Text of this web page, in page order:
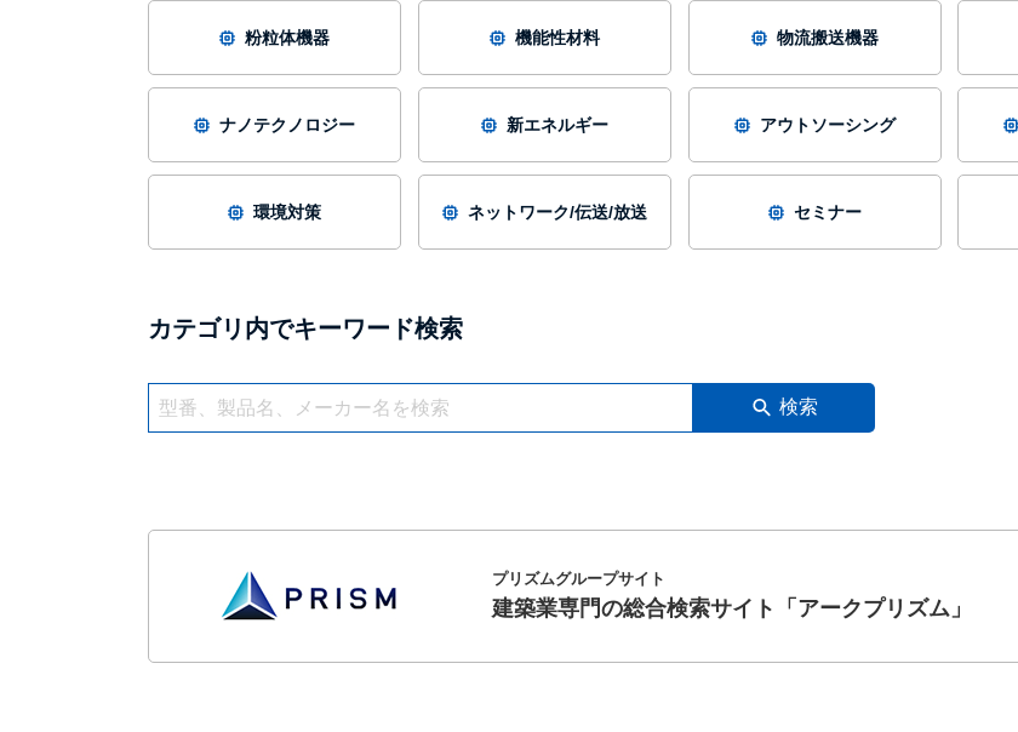
粉粒体機器 機能性材料 物流搬送機器
ナノテクノロジー 新エネルギー アウトソーシング
環境対策 ネットワーク/伝送/放送 セミナー
カテゴリ内でキーワード検索
検索
プリズムグループサイト
建築業専門の総合検索サイト 「アークプリズム」